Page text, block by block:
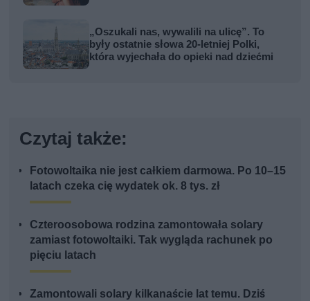
„Oszukali nas, wywalili na ulicę”. To
były ostatnie słowa 20-letniej Polki,
która wyjechała do opieki nad dziećmi
Czytaj także:
Fotowoltaika nie jest całkiem darmowa. Po 10–15
latach czeka cię wydatek ok. 8 tys. zł
Czteroosobowa rodzina zamontowała solary
zamiast fotowoltaiki. Tak wygląda rachunek po
pięciu latach
Zamontowali solary kilkanaście lat temu. Dziś